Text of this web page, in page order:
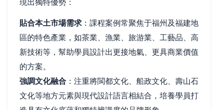
現出獨特優勢：
貼合本土市場需求 ：課程案例常聚焦于福州及福建地
區的特色產業，如茶業、漁業、旅游業、工藝品、高
新技術等，幫助學員設計出更接地氣、更具商業價值
的方案。
強調文化融合 ：注重將閩都文化、船政文化、壽山石
文化等地方元素與現代設計語言相結合，培養學員打